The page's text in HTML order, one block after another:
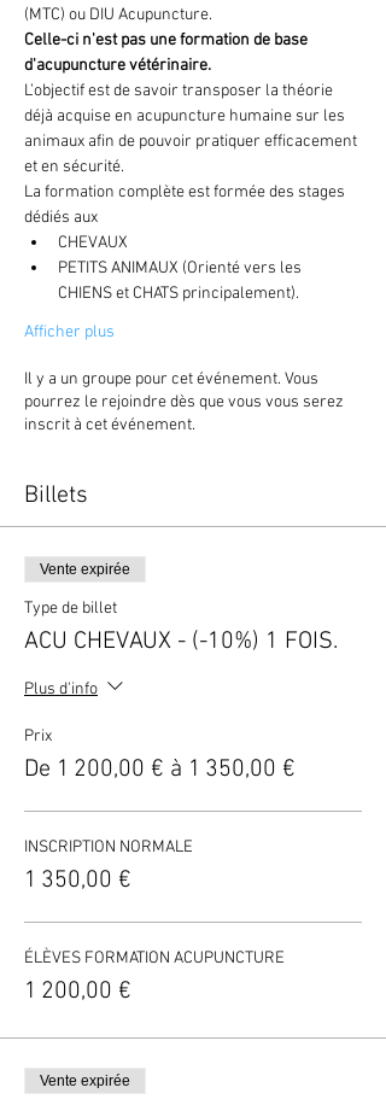
(MTC) ou DIU Acupuncture.
Celle-ci n'est pas une formation de base
d'acupuncture vétérinaire.
L’objectif est de savoir transposer la théorie
déjà acquise en acupuncture humaine sur les
animaux afin de pouvoir pratiquer efficacement
et en sécurité.
La formation complète est formée des stages
dédiés aux
CHEVAUX
PETITS ANIMAUX (Orienté vers les
CHIENS et CHATS principalement).
Afficher plus
Il y a un groupe pour cet événement. Vous
pourrez le rejoindre dès que vous vous serez
inscrit à cet événement.
Billets
Vente expirée
Type de billet
ACU CHEVAUX - (-10%) 1 FOIS.
Plus d'info
Prix
De 1 200,00 € à 1 350,00 €
INSCRIPTION NORMALE
1 350,00 €
ÉLÈVES FORMATION ACUPUNCTURE
1 200,00 €
Vente expirée